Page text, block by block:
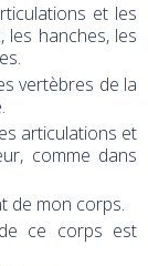
et les
les hanches, les
vertèbres de la
articulations et
comme dans
de mon corps.
ce corps est